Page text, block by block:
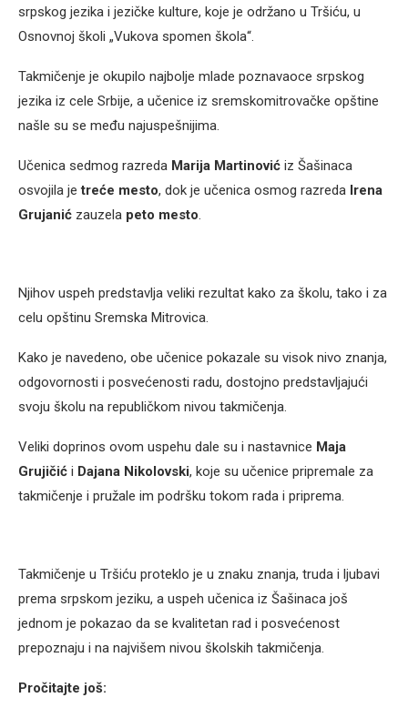
srpskog jezika i jezičke kulture, koje je održano u Tršiću, u
Osnovnoj školi „Vukova spomen škola“.
Takmičenje je okupilo najbolje mlade poznavaoce srpskog
jezika iz cele Srbije, a učenice iz sremskomitrovačke opštine
našle su se među najuspešnijima.
Učenica sedmog razreda Marija Martinović iz Šašinaca
osvojila jetreće mesto, dok je učenica osmog razreda Irena
Grujanić zauzela peto mesto.
Njihov uspeh predstavlja veliki rezultat kako za školu, tako i za
celu opštinu Sremska Mitrovica.
Kako je navedeno, obe učenice pokazale su visok nivo znanja,
odgovornosti i posvećenosti radu, dostojno predstavljajući
svoju školu na republičkom nivou takmičenja.
Veliki doprinos ovom uspehu dale su i nastavnice Maja
Grujičić i Dajana Nikolovski, koje su učenice pripremale za
takmičenje i pružale im podršku tokom rada i priprema.
Takmičenje u Tršiću proteklo je u znaku znanja, truda i ljubavi
prema srpskom jeziku, a uspeh učenica iz Šašinaca još
jednom je pokazao da se kvalitetan rad i posvećenost
prepoznaju i na najvišem nivou školskih takmičenja.
Pročitajte još: